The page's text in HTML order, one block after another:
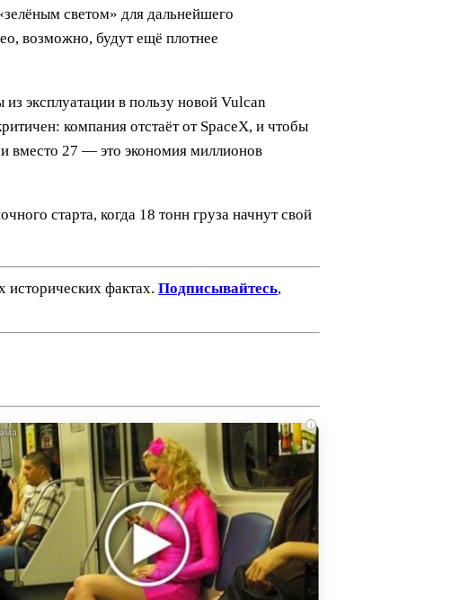
светом» для дальнейшего
возможно, будут ещё плотнее
эксплуатации в пользу новой Vulcan
компания отстаёт от SpaceX, и чтобы
вместо 27 — это экономия миллионов
старта, когда 18 тонн груза начнут свой
исторических фактах. Подписывайтесь,
i